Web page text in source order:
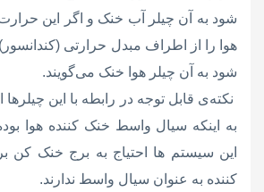
شود به آن چیلر آب خنک و اگر این
هوا را از اطراف مبدل حرارتی
شود به آن چیلر هوا خنک می‌گویند.
نکته‌ی قابل توجه در رابطه با این
به اینکه سیال واسط خنک کننده هوا
این سیستم ها احتیاج به برج خنک کن
کننده به عنوان سیال واسط ندارند.